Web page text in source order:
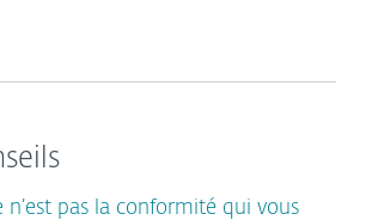
n’est pas la conformité qui vous